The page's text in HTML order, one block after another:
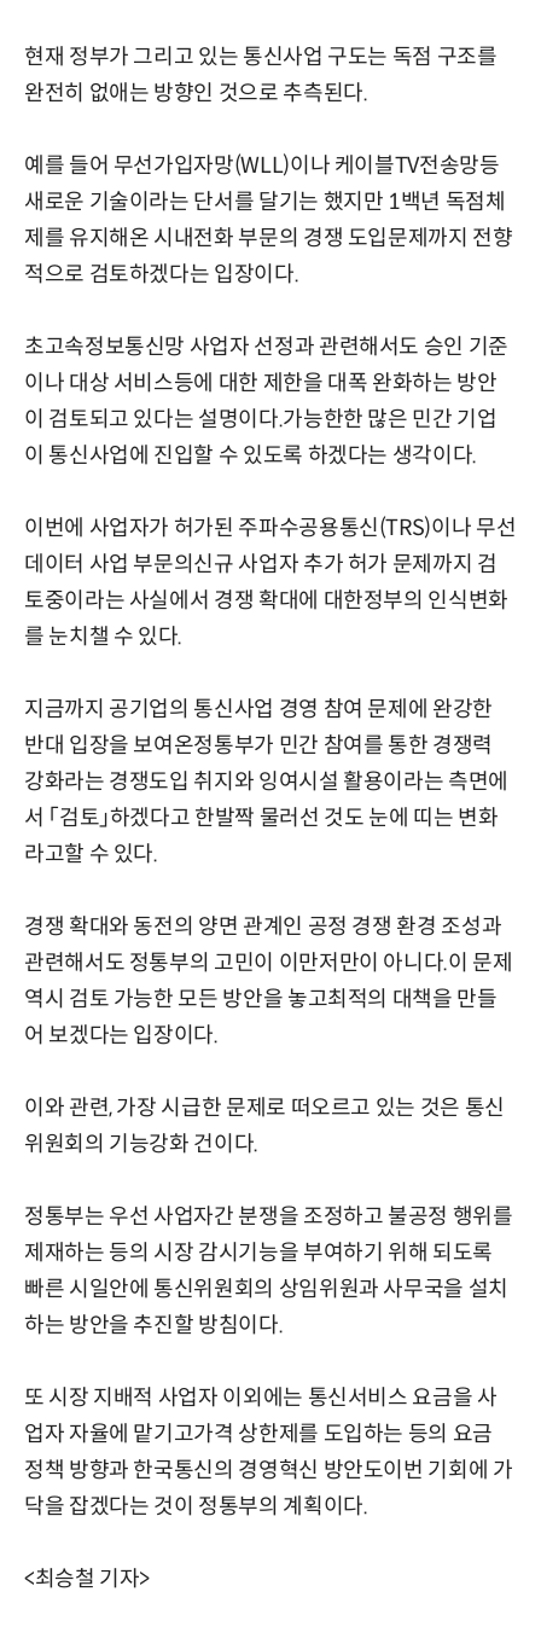
현재 정부가 그리고 있는 통신사업 구도는 독점 구조를
완전히 없애는 방향인 것으로 추측된다.
예를 들어 무선가입자망(WLL)이나 케이블TV전송망등
새로운 기술이라는 단서를 달기는 했지만 1백년 독점체
제를 유지해온 시내전화 부문의 경쟁 도입문제까지 전향
적으로 검토하겠다는 입장이다.
초고속정보통신망 사업자 선정과 관련해서도 승인 기준
이나 대상 서비스등에 대한 제한을 대폭 완화하는 방안
이 검토되고 있다는 설명이다.가능한한 많은 민간 기업
이 통신사업에 진입할 수 있도록 하겠다는 생각이다.
이번에 사업자가 허가된 주파수공용통신(TRS)이나 무선
데이터 사업 부문의신규 사업자 추가 허가 문제까지 검
토중이라는 사실에서 경쟁 확대에 대한정부의 인식변화
를 눈치챌 수 있다.
지금까지 공기업의 통신사업 경영 참여 문제에 완강한
반대 입장을 보여온정통부가 민간 참여를 통한 경쟁력
강화라는 경쟁도입 취지와 잉여시설 활용이라는 측면에
서 「검토」하겠다고 한발짝 물러선 것도 눈에 띠는 변화
라고할 수 있다.
경쟁 확대와 동전의 양면 관계인 공정 경쟁 환경 조성과
관련해서도 정통부의 고민이 이만저만이 아니다.이 문제
역시 검토 가능한 모든 방안을 놓고최적의 대책을 만들
어 보겠다는 입장이다.
이와 관련, 가장 시급한 문제로 떠오르고 있는 것은 통신
위원회의 기능강화 건이다.
정통부는 우선 사업자간 분쟁을 조정하고 불공정 행위를
제재하는 등의 시장 감시기능을 부여하기 위해 되도록
빠른 시일안에 통신위원회의 상임위원과 사무국을 설치
하는 방안을 추진할 방침이다.
또 시장 지배적 사업자 이외에는 통신서비스 요금을 사
업자 자율에 맡기고가격 상한제를 도입하는 등의 요금
정책 방향과 한국통신의 경영혁신 방안도이번 기회에 가
닥을 잡겠다는 것이 정통부의 계획이다.
<최승철 기자>